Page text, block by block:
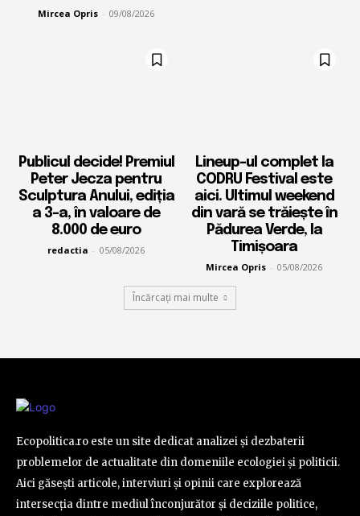
Mircea Opris - 09/08/2026
Publicul decide! Premiul
Peter Jecza pentru
Sculptura Anului, ediția
a 3-a, în valoare de
8.000 de euro
redactia - 05/08/2026
Lineup-ul complet la
CODRU Festival este
aici. Ultimul weekend
din vară se trăiește în
Pădurea Verde, la
Timișoara
Mircea Opris - 05/08/2026
Încărcați mai multe
Ecopolitica.ro este un site dedicat analizei și dezbaterii
problemelor de actualitate din domeniile ecologiei și politicii.
Aici găsești articole, interviuri și opinii care explorează
intersecția dintre mediul înconjurător și deciziile politice,